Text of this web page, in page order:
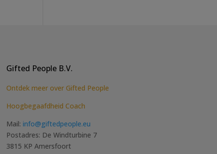
Gifted People B.V.
Ontdek meer over Gifted People
Hoogbegaafdheid Coach
Mail: info@giftedpeople.eu
Postadres: De Windturbine 7
3815 KP Amersfoort